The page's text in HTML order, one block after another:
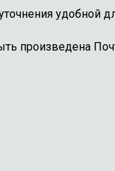
удобной
произведена